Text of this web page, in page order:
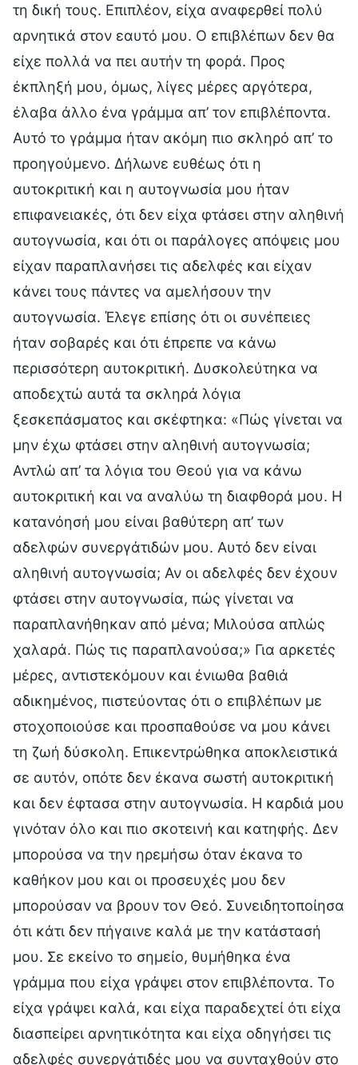
τη δική τους. Επιπλέον, είχα αναφερθεί πολύ
αρνητικά στον εαυτό μου. Ο επιβλέπων δεν θα
είχε πολλά να πει αυτήν τη φορά. Προς
έκπληξή μου, όμως, λίγες μέρες αργότερα,
έλαβα άλλο ένα γράμμα απ’ τον επιβλέποντα.
Αυτό το γράμμα ήταν ακόμη πιο σκληρό απ’ το
προηγούμενο. Δήλωνε ευθέως ότι η
αυτοκριτική και η αυτογνωσία μου ήταν
επιφανειακές, ότι δεν είχα φτάσει στην αληθινή
αυτογνωσία, και ότι οι παράλογες απόψεις μου
είχαν παραπλανήσει τις αδελφές και είχαν
κάνει τους πάντες να αμελήσουν την
αυτογνωσία. Έλεγε επίσης ότι οι συνέπειες
ήταν σοβαρές και ότι έπρεπε να κάνω
περισσότερη αυτοκριτική. Δυσκολεύτηκα να
αποδεχτώ αυτά τα σκληρά λόγια
ξεσκεπάσματος και σκέφτηκα: «Πώς γίνεται να
μην έχω φτάσει στην αληθινή αυτογνωσία;
Αντλώ απ’ τα λόγια του Θεού για να κάνω
αυτοκριτική και να αναλύω τη διαφθορά μου. Η
κατανόησή μου είναι βαθύτερη απ’ των
αδελφών συνεργάτιδών μου. Αυτό δεν είναι
αληθινή αυτογνωσία; Αν οι αδελφές δεν έχουν
φτάσει στην αυτογνωσία, πώς γίνεται να
παραπλανήθηκαν από μένα; Μιλούσα απλώς
χαλαρά. Πώς τις παραπλανούσα;» Για αρκετές
μέρες, αντιστεκόμουν και ένιωθα βαθιά
αδικημένος, πιστεύοντας ότι ο επιβλέπων με
στοχοποιούσε και προσπαθούσε να μου κάνει
τη ζωή δύσκολη. Επικεντρώθηκα αποκλειστικά
σε αυτόν, οπότε δεν έκανα σωστή αυτοκριτική
και δεν έφτασα στην αυτογνωσία. Η καρδιά μου
γινόταν όλο και πιο σκοτεινή και κατηφής. Δεν
μπορούσα να την ηρεμήσω όταν έκανα το
καθήκον μου και οι προσευχές μου δεν
μπορούσαν να βρουν τον Θεό. Συνειδητοποίησα
ότι κάτι δεν πήγαινε καλά με την κατάστασή
μου. Σε εκείνο το σημείο, θυμήθηκα ένα
γράμμα που είχα γράψει στον επιβλέποντα. Το
είχα γράψει καλά, και είχα παραδεχτεί ότι είχα
διασπείρει αρνητικότητα και είχα οδηγήσει τις
αδελφές συνεργάτιδές μου να συνταχθούν στο